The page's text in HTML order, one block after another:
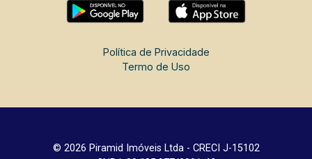
Política de Privacidade
Termo de Uso
© 2026 Piramid Imóveis Ltda - CRECI J-15102